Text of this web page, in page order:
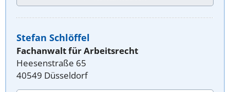
Stefan Schlöffel
Fachanwalt für Arbeitsrecht
Heesenstraße 65
40549 Düsseldorf